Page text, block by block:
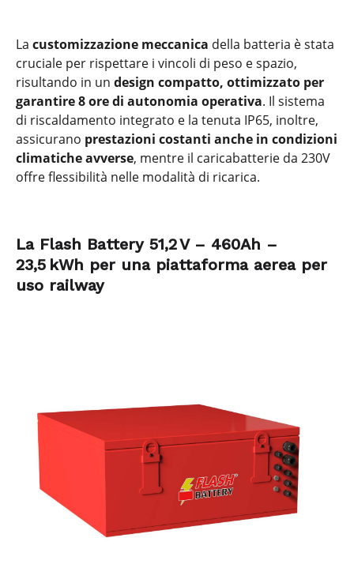
La customizzazione meccanica della batteria è stata
cruciale per rispettare i vincoli di peso e spazio,
risultando in un design compatto, ottimizzato per
garantire 8 ore di autonomia operativa. Il sistema
di riscaldamento integrato e la tenuta IP65, inoltre,
assicurano prestazioni costanti anche in condizioni
climatiche avverse, mentre il caricabatterie da 230V
offre flessibilità nelle modalità di ricarica.
La Flash Battery 51,2 V – 460Ah –
23,5 kWh per una piattaforma aerea per
uso railway